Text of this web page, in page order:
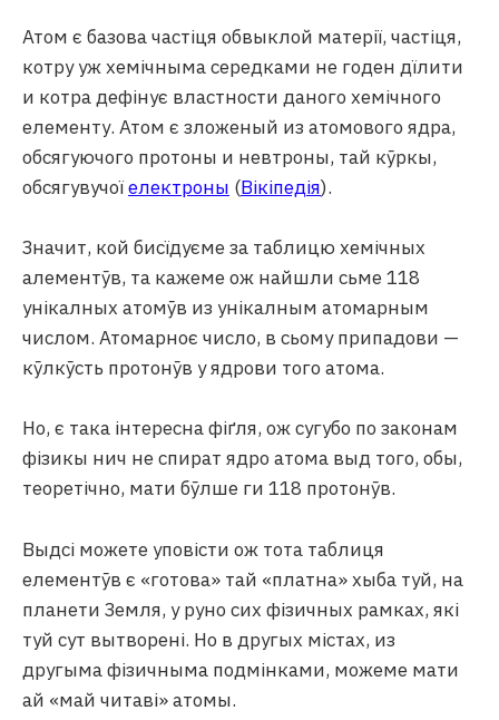
Атом є базова частіця обвыклой матерії, частіця,
котру уж хемічныма середками не годен дїлити
и котра дефінує властности даного хемічного
елементу. Атом є зложеный из атомового ядра,
обсягуючого протоны и невтроны, тай кӯркы,
обсягувучоїелектроны (Вікіпедія).
Значит, кой бисїдуєме за таблицю хемічных
алементӯв, та кажеме ож найшли сьме 118
унікалных атомӯв из унікалным атомарным
числом. Атомарноє число, в сьому припадови —
кӯлкӯсть протонӯв у ядрови того атома.
Но, є така інтересна фіґля, ож сугубо по законам
фізикы нич не спират ядро атома выд того, обы,
теоретічно, мати бӯлше ги 118 протонӯв.
Выдсі можете уповісти ож тота таблиця
елементӯв є «готова» тай «платна» хыба туй, на
планети Земля, у руно сих фізичных рамках, які
туй сут вытворені. Но в другых містах, из
другыма фізичныма подмінками, можеме мати
ай «май читаві» атомы.